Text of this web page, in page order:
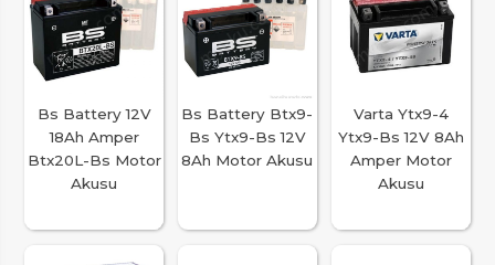
Bs Battery 12V
18Ah Amper
Btx20L-Bs Motor
Akusu
Bs Battery Btx9-
Bs Ytx9-Bs 12V
8Ah Motor Akusu
Varta Ytx9-4
Ytx9-Bs 12V 8Ah
Amper Motor
Akusu